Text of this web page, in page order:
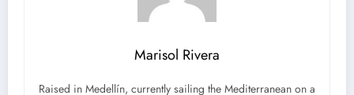
Marisol Rivera
Raised in Medellín, currently sailing the Mediterranean on a